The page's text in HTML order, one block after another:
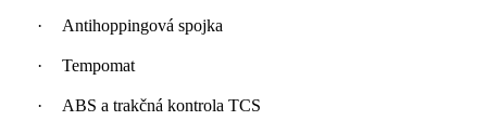
· Antihoppingová spojka
· Tempomat
· ABS a trakčná kontrola TCS